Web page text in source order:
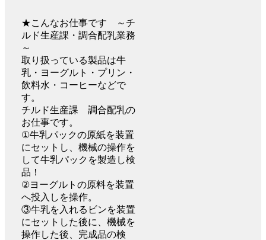
★こんなお仕事です ～チ
ルド生産課・調合配乳業務
～
取り扱っている製品は牛
乳・ヨーグルト・プリン・
飲料水・コーヒーなどで
す。
チルド生産課 調合配乳の
お仕事です。
①牛乳パックの原紙を装置
にセットし、機械の操作を
して牛乳パックを製造し検
品！
②ヨーグルトの原料を装置
へ投入しを操作。
③牛乳を入れるビンを装置
にセットした後に、機械を
操作した後、完成品の検